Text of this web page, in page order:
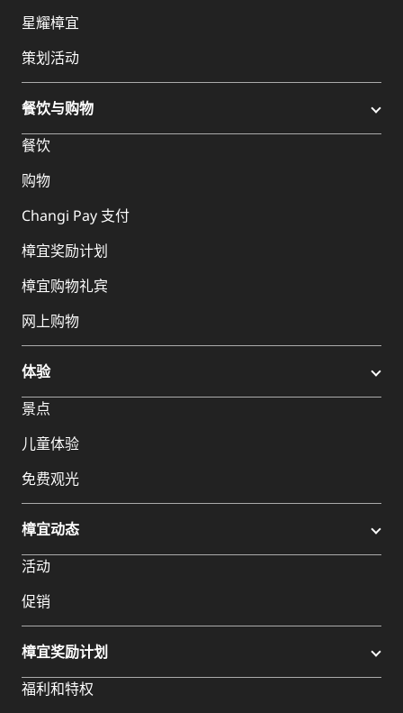
星耀樟宜
策划活动
餐饮与购物
餐饮
购物
Changi Pay 支付
樟宜奖励计划
樟宜购物礼宾
网上购物
体验
景点
儿童体验
免费观光
樟宜动态
活动
促销
樟宜奖励计划
福利和特权